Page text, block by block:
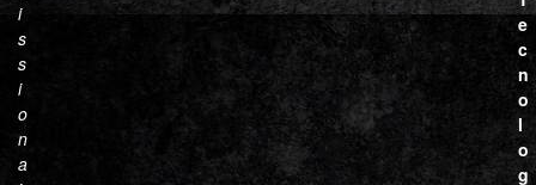
i
s
s
i
o
n
a
e
c
n
o
l
o
g